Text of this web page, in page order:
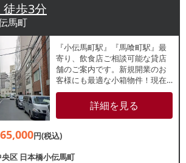
歩3分
馬町
『小伝馬町駅』『馬喰町駅』最
寄り、飲食店ご相談可能な貸店
舗のご案内です。新規開業のお
客様にも最適な小箱物件！現在
は事務所として使用されてお
り、事務所仕様での引渡しで
す。諸条件等、お気軽にお問合
詳細を見る
円(税込)
央区 日本橋小伝馬町